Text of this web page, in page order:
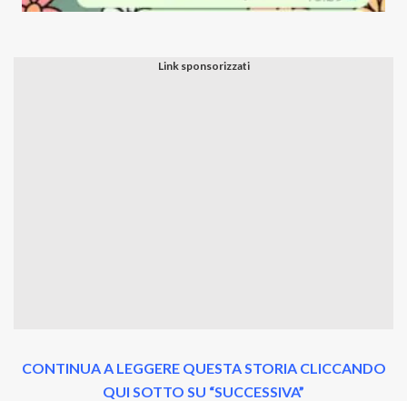
CONTINUA A LEGGERE QUESTA STORIA CLICCANDO
QUI SOTTO SU “SUCCESSIVA”